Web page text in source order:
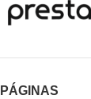
PÁGINAS